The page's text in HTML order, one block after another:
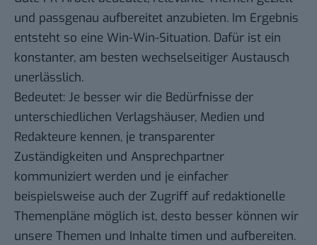
und passgenau aufbereitet anzubieten. Im Ergebnis
entsteht so eine Win-Win-Situation. Dafür ist ein
konstanter, am besten wechselseitiger Austausch
unerlässlich.
Bedeutet: Je besser wir die Bedürfnisse der
unterschiedlichen Verlagshäuser, Medien und
Redakteure kennen, je transparenter
Zuständigkeiten und Ansprechpartner
kommuniziert werden und je einfacher
beispielsweise auch der Zugriff auf redaktionelle
Themenpläne möglich ist, desto besser können wir
unsere Themen und Inhalte timen und aufbereiten.